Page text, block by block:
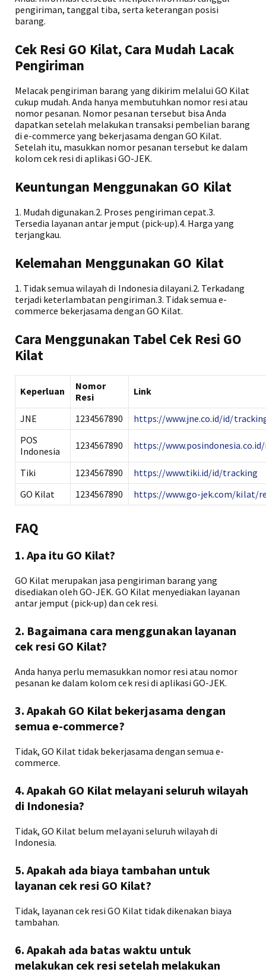
pengiriman, tanggal tiba, serta keterangan posisi
barang.
Cek Resi GO Kilat, Cara Mudah Lacak
Pengiriman
Melacak pengiriman barang yang dikirim melalui GO Kilat
cukup mudah. Anda hanya membutuhkan nomor resi atau
nomor pesanan. Nomor pesanan tersebut bisa Anda
dapatkan setelah melakukan transaksi pembelian barang
di e-commerce yang bekerjasama dengan GO Kilat.
Setelah itu, masukkan nomor pesanan tersebut ke dalam
kolom cek resi di aplikasi GO-JEK.
Keuntungan Menggunakan GO Kilat
1. Mudah digunakan.2. Proses pengiriman cepat.3.
Tersedia layanan antar jemput (pick-up).4. Harga yang
terjangkau.
Kelemahan Menggunakan GO Kilat
1. Tidak semua wilayah di Indonesia dilayani.2. Terkadang
terjadi keterlambatan pengiriman.3. Tidak semua e-
commerce bekerjasama dengan GO Kilat.
Cara Menggunakan Tabel Cek Resi GO
Kilat
Keperluan
Nomor
Resi
Link
JNE 1234567890
https://www.jne.co.id/id/
POS
Indonesia
1234567890 https://
Tiki 1234567890
https://www.tiki.id/id/tracking
GO Kilat
1234567890 https://www.go-jek.com/kilat/
FAQ
1. Apa itu GO Kilat?
GO Kilat merupakan jasa pengiriman barang yang
disediakan oleh GO-JEK. GO Kilat menyediakan layanan
antar jemput (pick-up) dan cek resi.
2. Bagaimana cara menggunakan layanan
cek resi GO Kilat?
Anda hanya perlu memasukkan nomor resi atau nomor
pesanan ke dalam kolom cek resi di aplikasi GO-JEK.
3. Apakah GO Kilat bekerjasama dengan
semua e-commerce?
Tidak, GO Kilat tidak bekerjasama dengan semua e-
commerce.
4. Apakah GO Kilat melayani seluruh wilayah
di Indonesia?
Tidak, GO Kilat belum melayani seluruh wilayah di
Indonesia.
5. Apakah ada biaya tambahan untuk
layanan cek resi GO Kilat?
Tidak, layanan cek resi GO Kilat tidak dikenakan biaya
tambahan.
6. Apakah ada batas waktu untuk
melakukan cek resi setelah melakukan